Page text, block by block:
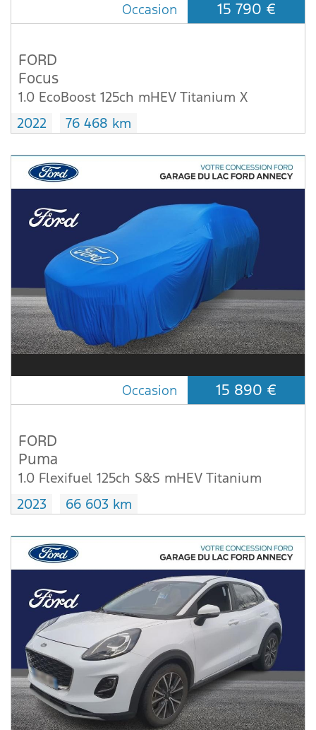
Occasion 15 790 €
FORD
Focus
1.0 EcoBoost 125ch mHEV Titanium X
2022
76 468 km
Occasion 15 890 €
FORD
Puma
1.0 Flexifuel 125ch S&S mHEV Titanium
2023
66 603 km